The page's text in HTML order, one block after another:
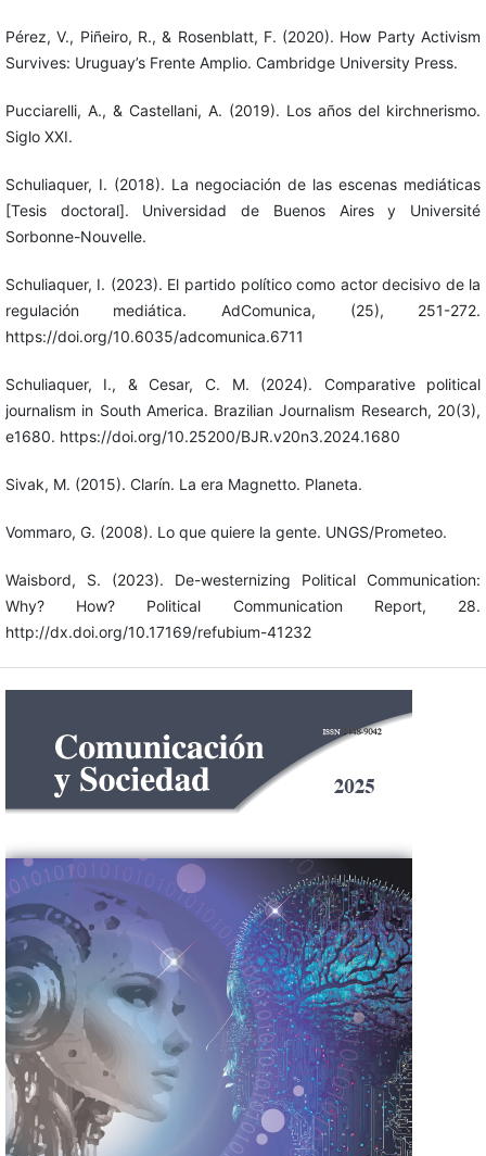
Pérez, V., Piñeiro, R., & Rosenblatt, F. (2020). How Party Activism
Survives: Uruguay’s Frente Amplio. Cambridge University Press.
Pucciarelli, A., & Castellani, A. (2019). Los años del kirchnerismo.
Siglo XXI.
Schuliaquer, I. (2018). La negociación de las escenas mediáticas
[Tesis doctoral]. Universidad de Buenos Aires y Université
Sorbonne-Nouvelle.
Schuliaquer, I. (2023). El partido político como actor decisivo de la
regulación mediática. AdComunica, (25), 251-272.
https://doi.org/10.6035/adcomunica.6711
Schuliaquer, I., & Cesar, C. M. (2024). Comparative political
journalism in South America. Brazilian Journalism Research, 20(3),
e1680. https://doi.org/10.25200/BJR.v20n3.2024.1680
Sivak, M. (2015). Clarín. La era Magnetto. Planeta.
Vommaro, G. (2008). Lo que quiere la gente. UNGS/Prometeo.
Waisbord, S. (2023). De-westernizing Political Communication:
Why? How? Political Communication Report, 28.
http://dx.doi.org/10.17169/refubium-41232